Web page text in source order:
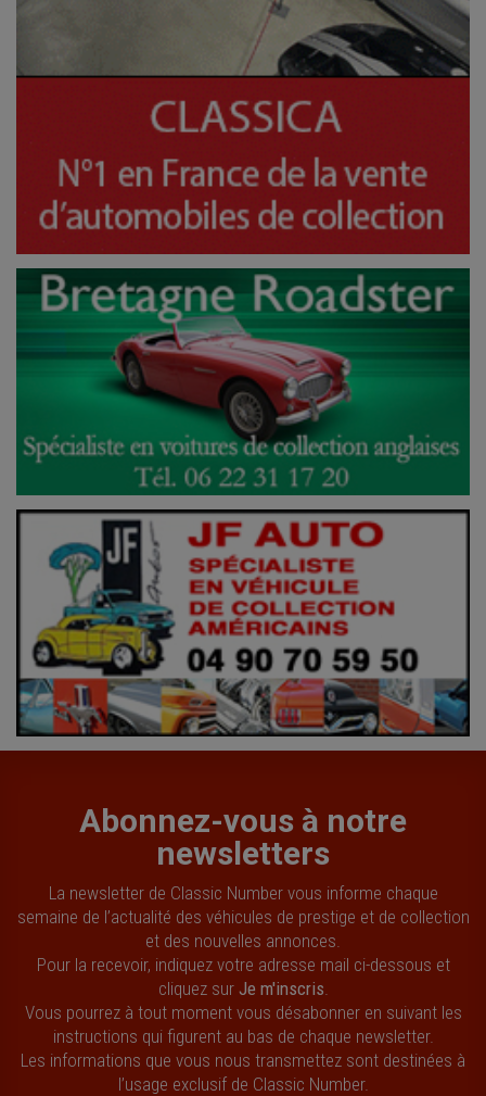
Abonnez-vous à notre
newsletters
La newsletter de Classic Number vous informe chaque
semaine de l’actualité des véhicules de prestige et de collection
et des nouvelles annonces.
Pour la recevoir, indiquez votre adresse mail ci-dessous et
cliquez sur Je m'inscris
Vous pourrez à tout moment vous désabonner en suivant les
instructions qui figurent au bas de chaque newsletter.
Les informations que vous nous transmettez sont destinées à
l’usage exclusif de Classic Number.